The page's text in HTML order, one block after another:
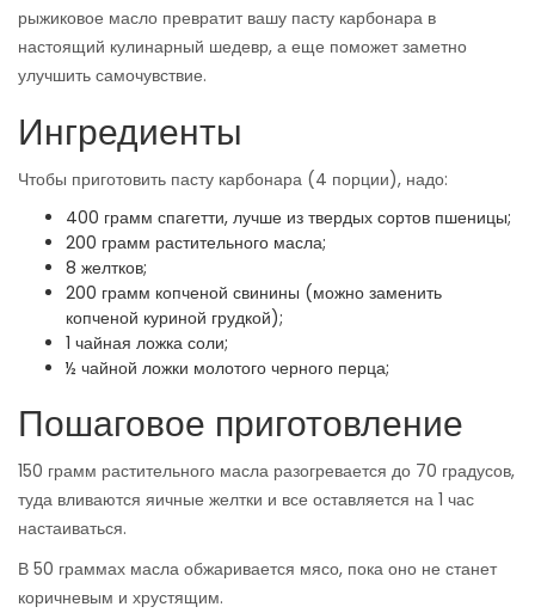
рыжиковое масло превратит вашу пасту карбонара в
настоящий кулинарный шедевр, а еще поможет заметно
улучшить самочувствие.
Ингредиенты
Чтобы приготовить пасту карбонара (4 порции), надо:
400 грамм спагетти, лучше из твердых сортов пшеницы;
200 грамм растительного масла;
8 желтков;
200 грамм копченой свинины (можно заменить
копченой куриной грудкой);
1 чайная ложка соли;
½ чайной ложки молотого черного перца;
Пошаговое приготовление
150 грамм растительного масла разогревается до 70 градусов,
туда вливаются яичные желтки и все оставляется на 1 час
настаиваться.
В 50 граммах масла обжаривается мясо, пока оно не станет
коричневым и хрустящим.